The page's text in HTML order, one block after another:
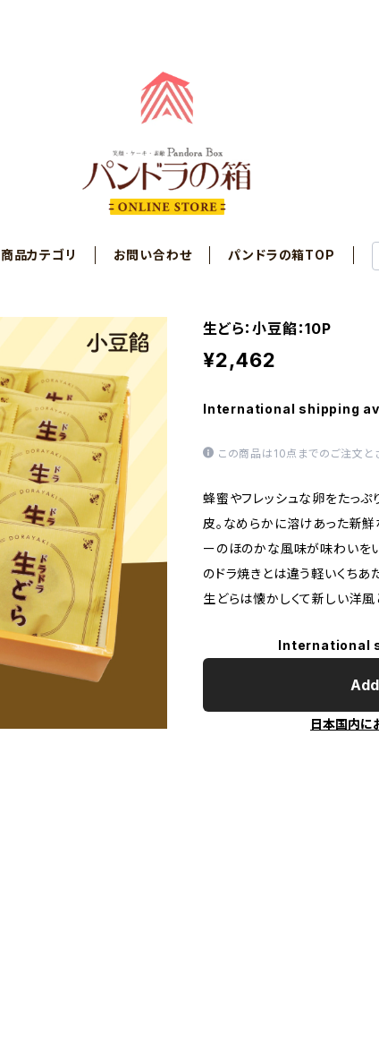
商品カテゴリ お問い合わせ パンドラの箱TOP
生どら：小豆餡：10P
¥2,462
International shipping
この商品は10点までのご注文と
蜂蜜やフレッシュな卵をたっ
皮。なめらかに溶けあった新
ーのほのかな風味が味わいを
のドラ焼きとは違う軽いくちあ
生どらは懐かしくて新しい洋風
International
日本国内に